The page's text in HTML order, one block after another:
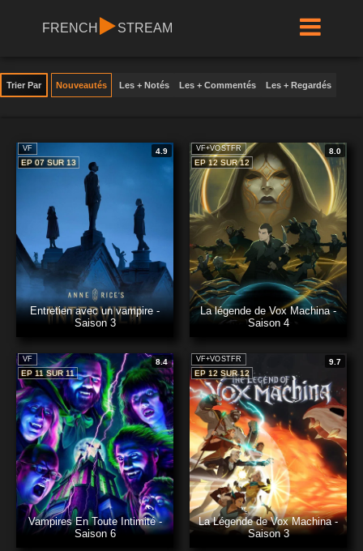
FRENCH STREAM
Trier Par Nouveautés Les + Notés Les + Commentés Les + Regardés
VF
4.9
EP 07 SUR 13
Entretien avec un vampire -
Saison 3
VF+VOSTFR
8.0
EP 12 SUR 12
La légende de Vox Machina -
Saison 4
VF
8.4
EP 11 SUR 11
Vampires En Toute Intimité -
Saison 6
VF+VOSTFR
9.7
EP 12 SUR 12
La Légende de Vox Machina -
Saison 3